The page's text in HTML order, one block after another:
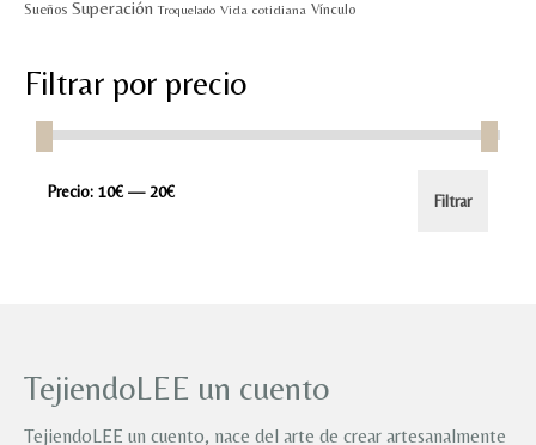
Sueños Superación Troquelado Vida cotidiana Vínculo
Filtrar por precio
Precio
Precio
Filtrar
Precio: 10€ — 20€
TejiendoLEE un cuento
TejiendoLEE un cuento, nace del arte de crear artesanalmente